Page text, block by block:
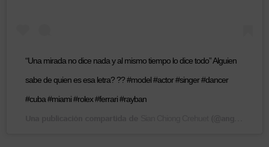
“Una mirada no dice nada y al mismo tiempo lo dice todo” Alguien
sabe de quien es esa letra? ?? #model #actor #singer #dancer
#cuba #miami #rolex #ferrari #rayban